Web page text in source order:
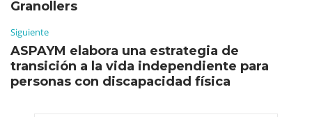
Granollers
Siguiente
ASPAYM elabora una estrategia de
transición a la vida independiente para
personas con discapacidad física